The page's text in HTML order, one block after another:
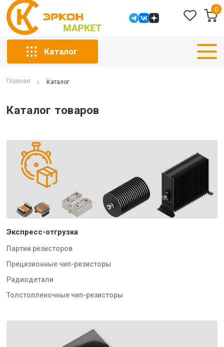
0
Каталог
Главная Каталог
Каталог товаров
Экспресс-отгрузка
Партии резисторов
Прецизионные чип-резисторы
Радиодетали
Толстопленочные чип-резисторы